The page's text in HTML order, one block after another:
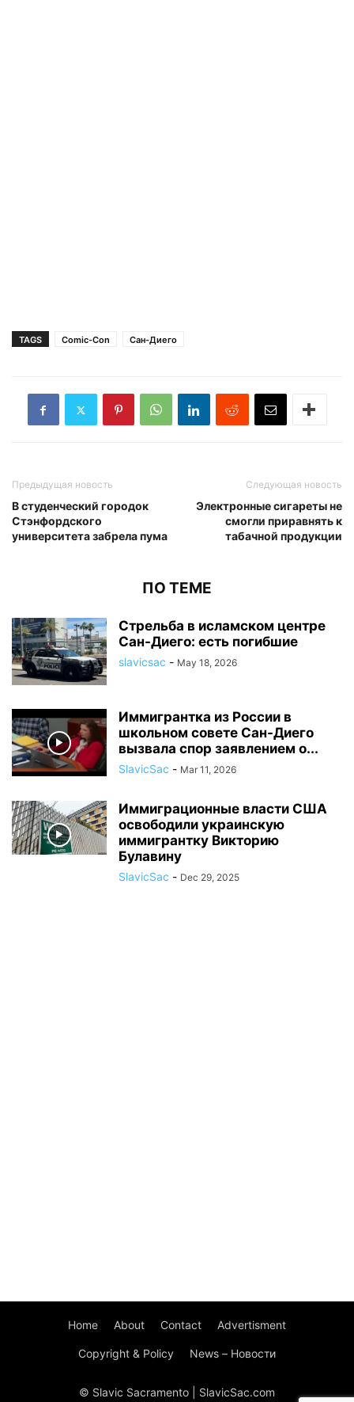
TAGS Comic-Con Сан-Диего
Предыдущая новость
В студенческий городок
Стэнфордского
университета забрела пума
Следующая новость
Электронные сигареты не
смогли приравнять к
табачной продукции
ПО ТЕМЕ
Стрельба в исламском центре
Сан-Диего: есть погибшие
slavicsac - May 18, 2026
Иммигрантка из России в
школьном совете Сан-Диего
вызвала спор заявлением о...
SlavicSac - Mar 11, 2026
Иммиграционные власти США
освободили украинскую
иммигрантку Викторию
Булавину
SlavicSac - Dec 29, 2025
Home About Contact Advertisment
Copyright & Policy News – Новости
© Slavic Sacramento | SlavicSac.com